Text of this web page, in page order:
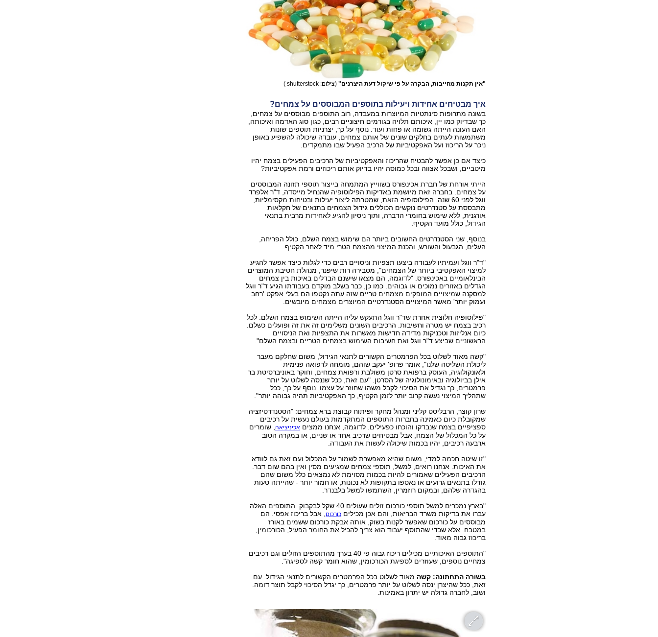
"אין תקנות מחייבות, הבקרה על פי שיקול דעת היצרנים" (צילום: shutterstock )
איך מבטיחים אחידות ויעילות בתוספים המבוססים על צמחים?
בשונה מתרופות סינתטיות המיוצרות במעבדה, רוב התוספים מבוססים על צמחים,
כך שבדיוק כמו יין, איכותם תלויה בגורמים חיצוניים רבים, כגון סוג האדמה ואיכותה,
האם העונה הייתה גשומה או פחות ועוד. נוסף על כך, יצרניות תוספים שונות
משתמשות לעתים בחלקים שונים של אותם צמחים, עובדה שיכולה להשפיע באופן
ניכר על הריכוז ועל האפקטיביות של הרכיב הפעיל שבו מתמקדים.
כיצד אם כן אפשר להבטיח שהריכוז והאפקטיביות של הרכיבים הפעילים בצמח יהיו
מיטביים, ושבכל אצווה ובכל כמוסה יהיו בדיוק אותם ריכוזים ורמת אפקטיביות?
הייתי אורחת של חברת אכינפורס בשווייץ המתמחה בייצור תוספי תזונה המבוססים
על צמחים. בחברה זאת מיושמת באדיקות הפילוסופיה שהנחיל מייסדה, ד"ר אלפרד
ווגל לפני 60 שנה. הפילוסופיה הזאת, שמטרתה ליצור יעילות ובטיחות מקסימליות,
מתבססת על סטנדרטים נוקשים הכוללים גידול הצמחים בתנאים של חקלאות
אורגנית, ללא שימוש בחומרי הדברה, ותוך ניסיון להגיע לאחידות מרבית בתנאי
הגידול, כולל מועד הקטיף.
בנוסף, שני הסטנדרטים החשובים ביותר הם שימוש בצמח השלם, כולל הפריחה,
העלים, הגבעול והשורש, והכנת המיצוי מהצמח הטרי מיד לאחר הקטיף.
"ד"ר ווגל ועמיתיו לעבודה ביצעו תצפיות וניסויים רבים כדי לגלות כיצד אפשר להגיע
למיצוי האפקטיבי ביותר של הצמחים", מסבירה רות שיפנר, מנהלת חטיבת המוצרים
הבינלאומיים באכינפורס. "לדוגמה, הם מצאו שישנם הבדלים באיכות בין צמחים
הגדלים באזורים נמוכים או גבוהים. כמו כן, כבר בשלב מוקדם בעבודתו הגיע ד"ר ווגל
למסקנה שמיצויים המופקים מצמחים טריים שזה עתה נקטפו הם בעלי אפקט 'רחב
ועמוק יותר' מאשר המיצויים הסטנדרטיים המיוצרים מצמחים מיובשים.
"פילוסופיה חלוצית אחרת שד"ר ווגל התעקש עליה הייתה השימוש בצמח השלם. לכל
רכיב בצמח יש מטרה וחשיבות. הרכיבים השונים משלימים זה את זה ופועלים כשלם.
כיום אנליזות וטכניקות מדידה חדישות מאשרות את התצפיות ואת הניסויים
הראשוניים שביצע ד"ר ווגל ואת חשיבות השימוש בצמחים הטריים ובצמח השלם".
"קשה מאוד לשלוט בכל הפרמטרים הקשורים לתנאי הגידול, משום שחלקם מעבר
ליכולת השליטה שלנו", אומר פרופ' יעקב שוהם, מומחה לרפואה פנימית
ולאונקולוגיה, העוסק ברפואת סרטן משולבת ורפואת צמחים, וחוקר באוניברסיטת בר
אילן בביולוגיה ובאימונולוגיה של הסרטן. "עם זאת, ככל שננסה לשלוט על יותר
פרמטרים, כך נגדיל את הסיכוי לקבל משהו שחוזר על עצמו. נוסף על כך, ככל
שתהליך המיצוי נעשה קרוב יותר לזמן הקטיף, כך האפקטיביות תהיה גבוהה יותר".
שרון קוצר, הרבליסט קליני ומנהל מחקר ופיתוח קבוצת ברא צמחים: "הסטנדרטיזציה
שמקובלת כיום כאמינה בחברות התוספים המתקדמות בעולם נעשית על רכיבים
ספציפיים בצמח שנבדקו והוכחו כפעילים. לדוגמה, אנחנו ממצים אכיניציאה, שומרים
על כל המכלול של הצמח, אבל מבטיחים שרכיב אחד או שניים, או במקרה הטוב
ארבעה רכיבים, יהיו בכמות שיכולה לעשות את העבודה.
"זו שיטה חכמה למדי, משום שהיא מאפשרת לשמור על המכלול ועם זאת גם לוודא
את האיכות. אנחנו רואים, למשל, תוספי צמחים שמגיעים מסין ואין בהם שום דבר.
הרכיבים הפעילים שאמורים להיות בכמות מסוימת לא נמצאים כלל משום שהם
גודלו בתנאים גרועים או נאספו בתקופות לא נכונות, או חמור יותר - שהייתה טעות
בהגדרה שלהם, ובמקום רוזמרין, השתמשו למשל בלבנדר.
"בארץ נמכרים למשל תוספי כורכום זולים שעולים 40 שקל לבקבוק. התוספים האלה
עברו את בדיקות משרד הבריאות, והם אכן מכילים כורכום
, אבל בריכוז אפסי. הם
מבוססים על כורכום שאפשר לקנות בשוק, אותה אבקת כורכום ששמים באורז
במטבח. אלא שכדי שהתוסף יעבוד הוא צריך להכיל את החומר הפעיל, הכורכומין,
בריכוז גבוה מאוד.
"התוספים האיכותיים מכילים ריכוז גבוה פי 40 בערך מהתוספים הזולים וגם רכיבים
צמחיים נוספים, שעוזרים לספיגת הכורכומין, שהוא חומר קשה לספיגה".
בשורה התחתונה: קשה מאוד לשלוט בכל הפרמטרים הקשורים לתנאי הגידול. עם
זאת, ככל שהיצרן ינסה לשלוט על יותר פרמטרים, כך יגדל הסיכוי לקבל תוצר דומה.
ושוב, לחברה גדולה יש יתרון באמינות.